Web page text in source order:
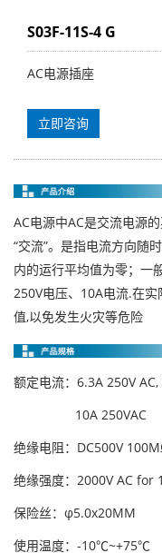
S03F-11S-4 G
AC电源插座
立即咨询
AC电源中AC是交流电源
“交流”。是指电流方向随
内的运行平均值为零；一
250V电压、10A电流.在
值,以免发生火灾等危险
额定电流：6.3A 250V
10A 250VAC
绝缘电阻：DC500V
绝缘强度：2000V AC for
保险丝：φ5.0x20MM
使用温度：-10℃~+75℃